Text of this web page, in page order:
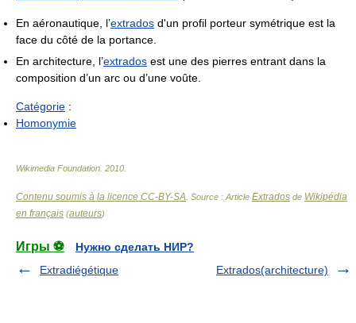
En aéronautique, l’extrados d'un profil porteur symétrique est la
face du côté de la portance.
En architecture, l’extrados est une des pierres entrant dans la
composition d’un arc ou d’une voûte.
Catégorie :
Homonymie
Wikimedia Foundation 2010
Contenu soumis à la licence CC-BY-SA . Source : Article Extrados de Wikipédia
en français (auteurs)
Игры ⚽
Нужно сделать НИР?
Extradiégétique
Extrados(architecture)